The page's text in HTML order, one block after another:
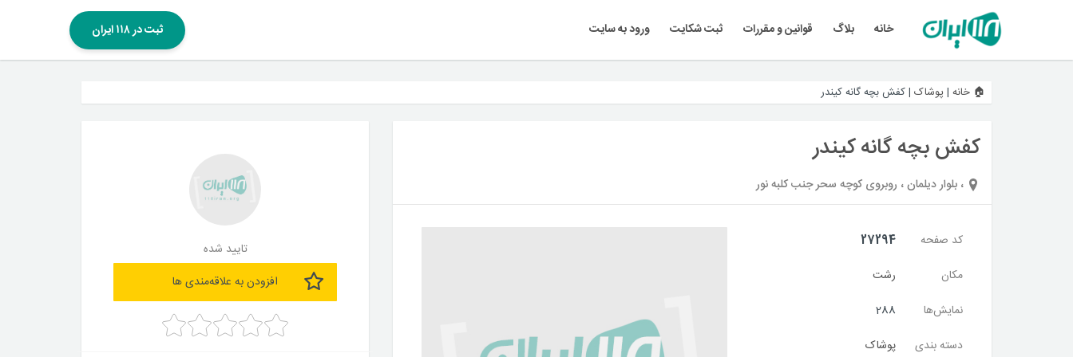
خانه بلاگ قوانین و مقررات ثبت شکایت ورود به سایت ثبت در ۱۱۸ ایران
🏠 خانه | پوشاک |کفش بچه گانه کیندر
کفش بچه گانه کیندر
، بلوار دیلمان ، روبروی کوچه سحر جنب کلبه نور
کد صفحه
27294
مکان
رشت
نمایش‌ها
288
دسته بندی
پوشاک
تایید شده
افزودن به علاقه‌مندی ها